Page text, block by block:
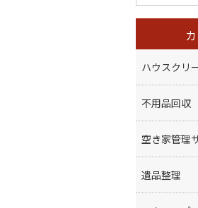
ハウスクリ
不用品回収
空き家管理
遺品整理